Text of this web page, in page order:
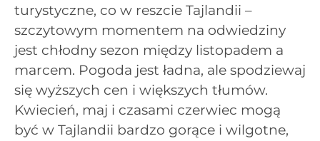
turystyczne, co w reszcie Tajlandii –
szczytowym momentem na odwiedziny
jest chłodny sezon między listopadem a
marcem. Pogoda jest ładna, ale spodziewaj
się wyższych cen i większych tłumów.
Kwiecień, maj i czasami czerwiec mogą
być w Tajlandii bardzo gorące i wilgotne,